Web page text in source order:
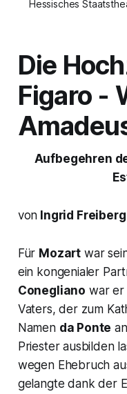
Hessisches
Die
Figaro -
Aufbegehren
von Ingrid Freiberg
Für Mozart war
ein kongenialer
Conegliano war er
Vaters, der zum
Namen da Ponte
Priester ausbilden
wegen Ehebruch
gelangte dank der